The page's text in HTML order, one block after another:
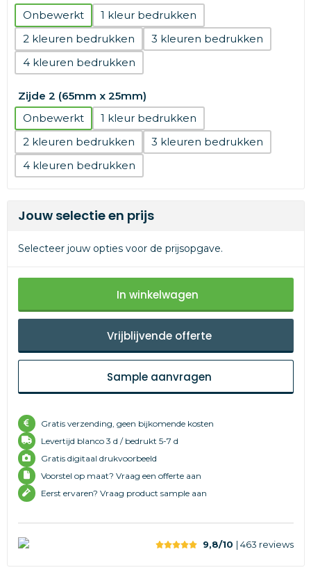
Onbewerkt
1
2
3
4
Zijde 2 (65mm x 25mm)
Onbewerkt
1
2
3
4
Jouw selectie en prijs
Selecteer jouw opties voor de prijsopgave.
In winkelwagen
Vrijblijvende offerte
Sample aanvragen
Gratis verzending, geen bijkomende kosten
Levertijd blanco 3 d / bedrukt 5-7 d
Gratis digitaal drukvoorbeeld
Voorstel op maat? Vraag een offerte aan
Eerst ervaren? Vraag product sample aan
9,8/10 | 463 reviews